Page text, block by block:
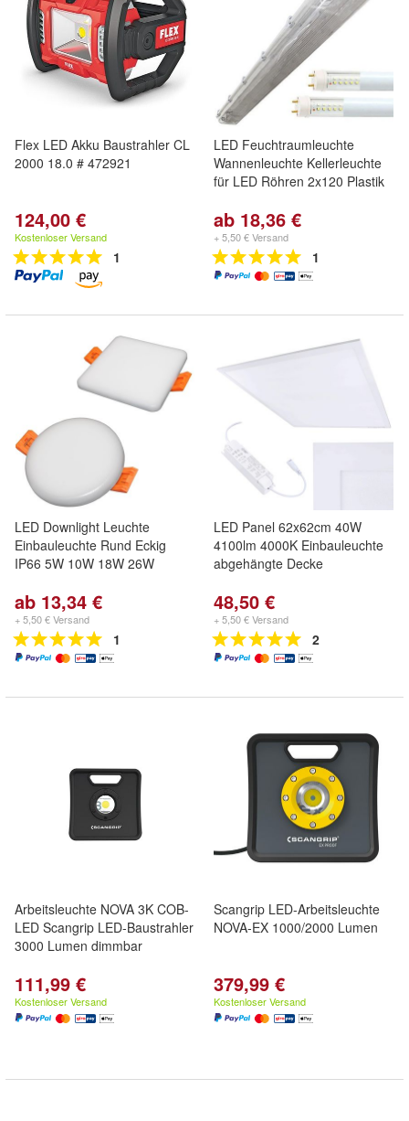
Flex LED Akku Baustrahler CL
2000 18.0 # 472921
124,00 €
Kostenloser Versand
1
LED Feuchtraumleuchte
Wannenleuchte Kellerleuchte
für LED Röhren 2x120 Plastik
ab 18,36 €
+ 5,50 € Versand
1
LED Downlight Leuchte
Einbauleuchte Rund Eckig
IP66 5W 10W 18W 26W
ab 13,34 €
+ 5,50 € Versand
1
LED Panel 62x62cm 40W
4100lm 4000K Einbauleuchte
abgehängte Decke
48,50 €
+ 5,50 € Versand
2
Arbeitsleuchte NOVA 3K COB-
LED Scangrip LED-Baustrahler
3000 Lumen dimmbar
111,99 €
Kostenloser Versand
Scangrip LED-Arbeitsleuchte
NOVA-EX 1000/2000 Lumen
379,99 €
Kostenloser Versand